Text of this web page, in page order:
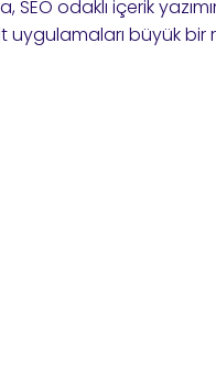
odaklı içerik
büyük bir